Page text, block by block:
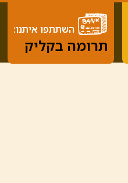
השתתפו איתנו:
תרומה בקליק